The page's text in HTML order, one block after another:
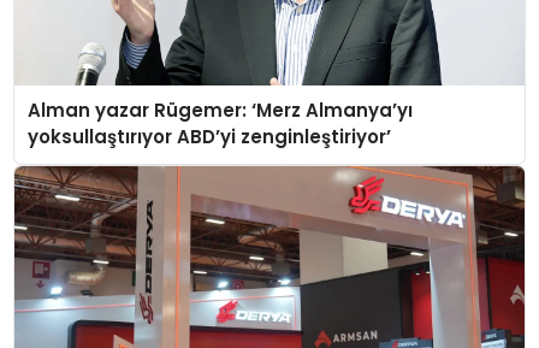
Alman yazar Rügemer: ‘Merz Almanya’yı
yoksullaştırıyor ABD’yi zenginleştiriyor’